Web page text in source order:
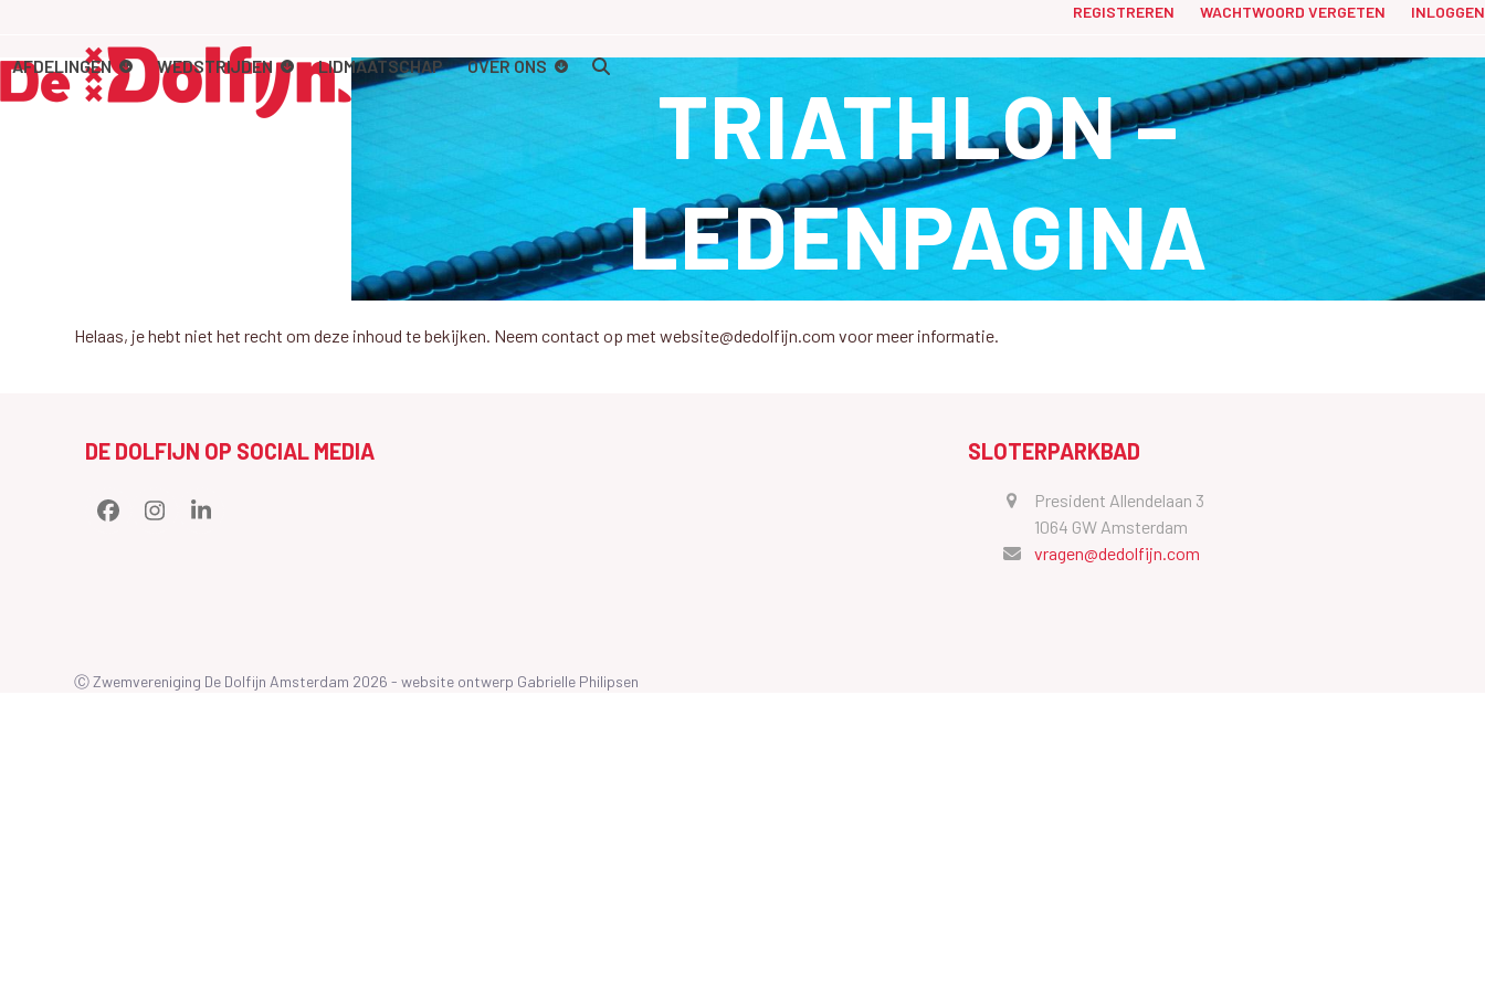
content
REGISTREREN WACHTWOORD VERGETEN INLOGGEN
AFDELINGEN WEDSTRIJDEN LIDMAATSCHAP OVER ONS
TRIATHLON –
LEDENPAGINA
Helaas, je hebt niet het recht om deze inhoud te bekijken. Neem contact op met website@dedolfijn.com voor meer informatie.
DE DOLFIJN OP SOCIAL MEDIA
Facebook
InstagramLinkedIn
SLOTERPARKBAD
President Allendelaan 3
1064 GW Amsterdam
vragen@dedolfijn.com
Ⓒ Zwemvereniging De Dolfijn Amsterdam 2026 - website ontwerp Gabrielle Philipsen